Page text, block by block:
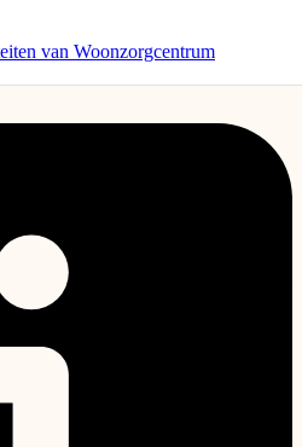
van Woonzorgcentrum